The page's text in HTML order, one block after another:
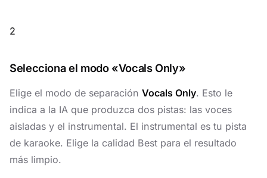
2
Selecciona el modo «Vocals Only»
Elige el modo de separación Vocals Only. Esto le
indica a la IA que produzca dos pistas: las voces
aisladas y el instrumental. El instrumental es tu pista
de karaoke. Elige la calidad Best para el resultado
más limpio.